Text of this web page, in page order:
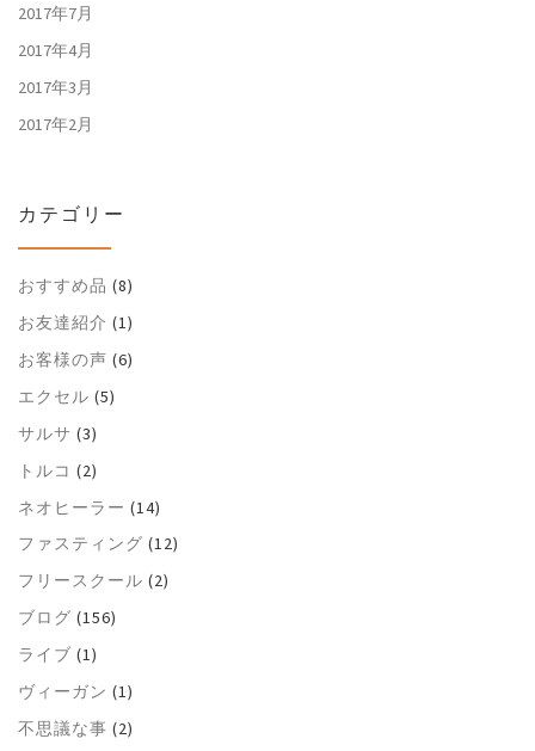
2017年7月
2017年4月
2017年3月
2017年2月
カテゴリー
おすすめ品 (8)
お友達紹介 (1)
お客様の声 (6)
エクセル (5)
サルサ (3)
トルコ (2)
ネオヒーラー (14)
ファスティング (12)
フリースクール (2)
ブログ (156)
ライブ (1)
ヴィーガン (1)
不思議な事 (2)